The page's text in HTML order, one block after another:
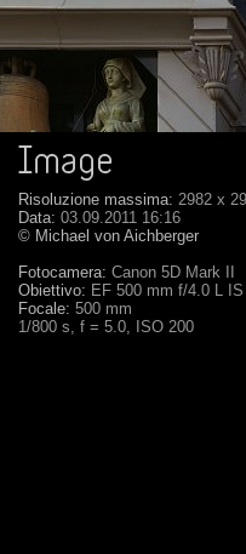
Risoluzione massima: 2982 x
Data: 03.09.2011 16:16
© Michael von Aichberger
Fotocamera: Canon 5D Mark II
Obiettivo: EF 500 mm f/4.0 L
Focale: 500 mm
1/800 s, f = 5.0, ISO 200